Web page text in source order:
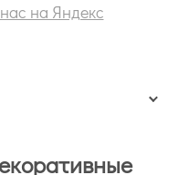
на Яндекс